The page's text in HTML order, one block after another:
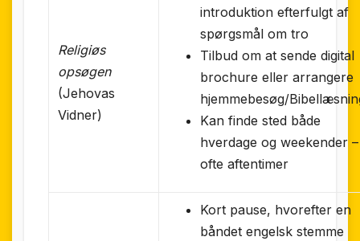
Religiøs
opsøgen
(Jehovas
Vidner)
introduktion efterfulgt af
spørgsmål om tro
Tilbud om at sende digital
brochure eller arrangere
hjemmebesøg/
Kan finde sted både
hverdage og weekender –
ofte aftentimer
Kort pause, hvorefter en
båndet engelsk stemme